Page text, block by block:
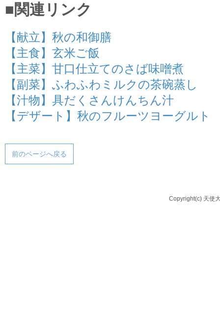
■関連リンク
【献立】秋の和御膳
【主食】玄米ご飯
【主菜】甘口仕立てのさば味噌󠄀煮
【副菜】ふわふわミルクの茶碗蒸し
【汁物】具だくさんけんちん汁
【デザート】秋のフルーツヨーグルト
前のページへ戻る
Copyright(c) 天使